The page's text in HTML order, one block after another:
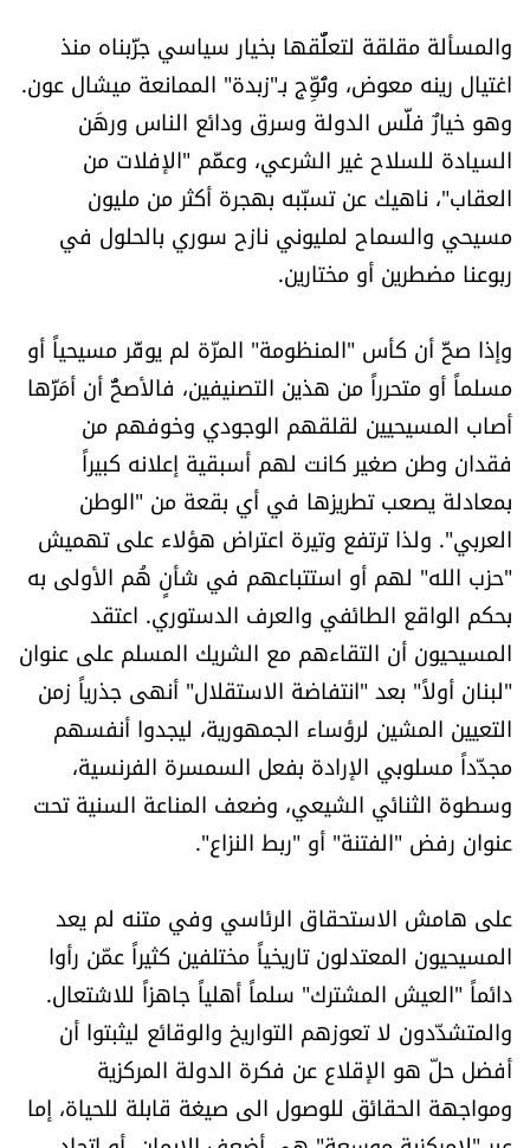
صحّة وصحن
الرياضة
منوّعات
حظّك اليوم
فيديو
من نحن
للتواصل معنا
شروط الاستخدام
شروط الإشتراك
Digital solutions by
والمسألة مقلقة لتعلُّقها بخيار سياسي جرَّبناه منذ
اغتيال رينه معوض، وتُوِّج بـ"زبدة" الممانعة ميشال عون.
وهو خيارٌ فلَّس الدولة وسرق ودائع الناس ورهَن
السيادة للسلاح غير الشرعي، وعمَّم "الإفلات من
العقاب"، ناهيك عن تسبّبه بهجرة أكثر من مليون
مسيحي والسماح لمليوني نازح سوري بالحلول في
ربوعنا مضطرين أو مختارين.
وإذا صحَّ أن كأس "المنظومة" المرّة لم يوفّر مسيحياً أو
مسلماً أو متحرراً من هذين التصنيفين، فالأصحُّ أن أمَرَّها
أصاب المسيحيين لقلقهم الوجودي وخوفهم من
فقدان وطن صغير كانت لهم أسبقية إعلانه كبيراً
بمعادلة يصعب تطريزها في أي بقعة من "الوطن
العربي". ولذا ترتفع وتيرة اعتراض هؤلاء على تهميش
"حزب الله" لهم أو استتباعهم في شأنٍ هُم الأولى به
بحكم الواقع الطائفي والعرف الدستوري. اعتقد
المسيحيون أن التقاءهم مع الشريك المسلم على عنوان
"لبنان أولاً" بعد "انتفاضة الاستقلال" أنهى جذرياً زمن
التعيين المشين لرؤساء الجمهورية، ليجدوا أنفسهم
مجدّداً مسلوبي الإرادة بفعل السمسرة الفرنسية،
وسطوة الثنائي الشيعي، وضعف المناعة السنية تحت
عنوان رفض "الفتنة" أو "ربط النزاع".
على هامش الاستحقاق الرئاسي وفي متنه لم يعد
المسيحيون المعتدلون تاريخياً مختلفين كثيراً عمّن رأوا
دائماً "العيش المشترك" سلماً أهلياً جاهزاً للاشتعال.
والمتشدّدون لا تعوزهم التواريخ والوقائع ليثبتوا أن
أفضل حلّ هو الإقلاع عن فكرة الدولة المركزية
ومواجهة الحقائق للوصول الى صيغة قابلة للحياة، إما